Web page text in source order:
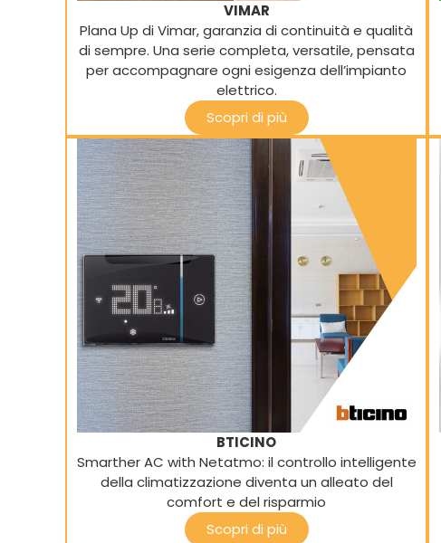
VIMAR
Plana Up di Vimar, garanzia di continuità e qualità
di sempre. Una serie completa, versatile, pensata
per accompagnare ogni esigenza dell’impianto
elettrico.
Scopri di più
BTICINO
Smarther AC with Netatmo: il controllo intelligente
della climatizzazione diventa un alleato del
comfort e del risparmio
Scopri di più